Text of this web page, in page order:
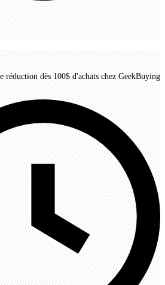
réduction dès 100$ d'achats chez GeekBuying